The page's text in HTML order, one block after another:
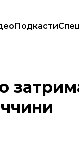
Подкасти